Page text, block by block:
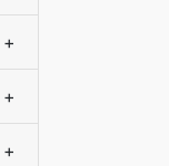
+
+
+